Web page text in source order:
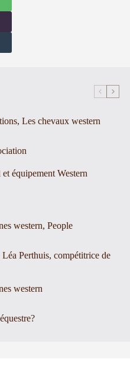
, Les chevaux western
équipement Western
western, People
Perthuis, compétitrice de
western